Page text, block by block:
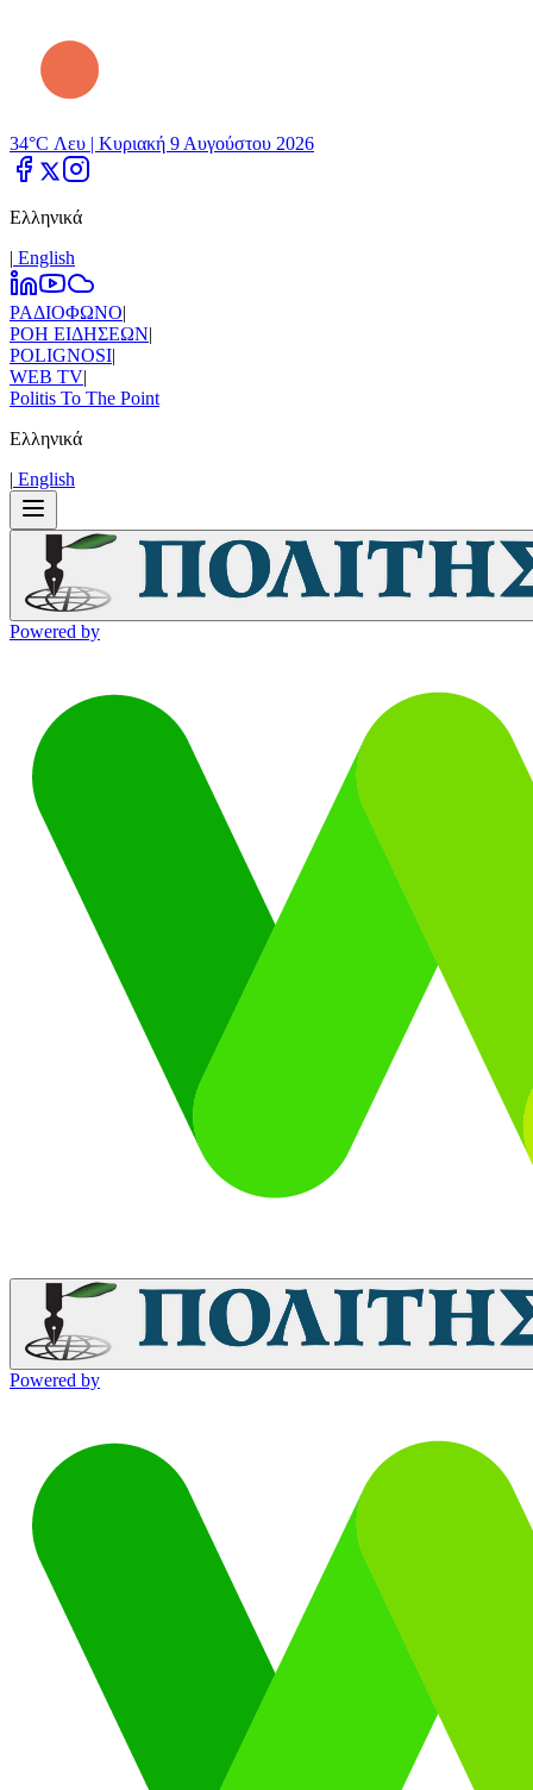
34°C Λευ | Κυριακή 9 Αυγούστου 2026
Ελληνικά
| Εnglish
ΡΑΔΙΟΦΩΝΟ|
ΡΟΗ ΕΙΔΗΣΕΩΝ|
POLIGNOSI|
WEB TV|
Politis To The Point
Ελληνικά
| Εnglish
Powered by
Powered by